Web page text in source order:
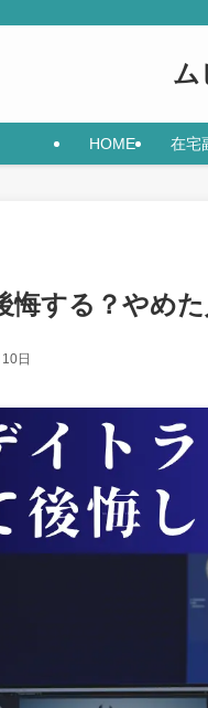
ム
HOME 在宅
する？やめ
日